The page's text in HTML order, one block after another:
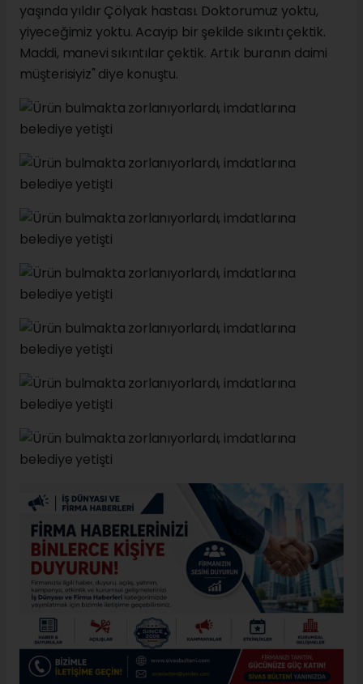
yaşında yıldır Çölyak hastası. Doktorumuz yoktu,
yiyeceğimiz yoktu. Acayip bir şekilde sıkıntı çektik.
Maddi, manevi sıkıntılar çektik. Artık buranın daimi
müşterisiyiz" diye konuştu.